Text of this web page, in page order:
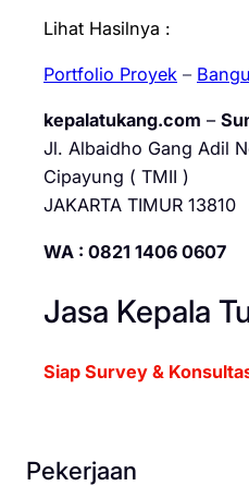
Lihat Hasilnya :
Portfolio Proyek –
kepalatukang.com –
Jl. Albaidho Gang Adil
Cipayung ( TMII )
JAKARTA TIMUR 13810
WA : 0821 1406 0607
Jasa Kepala
Siap Survey &
Pekerjaan